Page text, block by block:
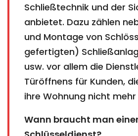
Schließtechnik und der
anbietet. Dazu zählen
und Montage von
gefertigten)
usw. vor allem die
Türöffnens für Kunden,
ihre Wohnung nicht
Wann braucht man